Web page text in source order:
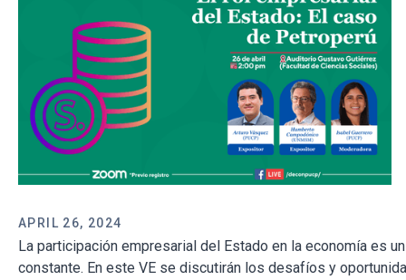
APRIL 26, 2024
La participación empresarial del Estado en la economía es
constante. En este VE se discutirán los desafíos y